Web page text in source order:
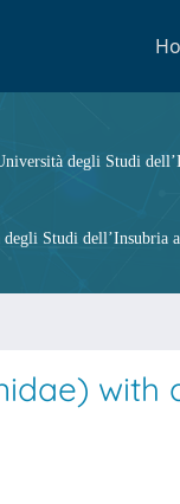
degli Studi
Studi dell’Insubria
with